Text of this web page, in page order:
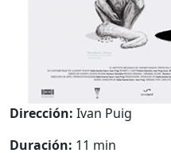
Dirección: Ivan Puig
Duración: 11 min